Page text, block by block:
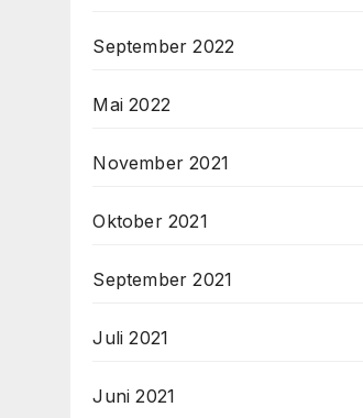
September 2022
Mai 2022
November 2021
Oktober 2021
September 2021
Juli 2021
Juni 2021